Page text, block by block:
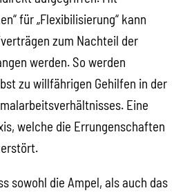
für „Flexibilisierung“ kann
zum Nachteil der
werden. So werden
zu willfährigen Gehilfen in der
Eine
welche die Errungenschaften
sowohl die Ampel, als auch das